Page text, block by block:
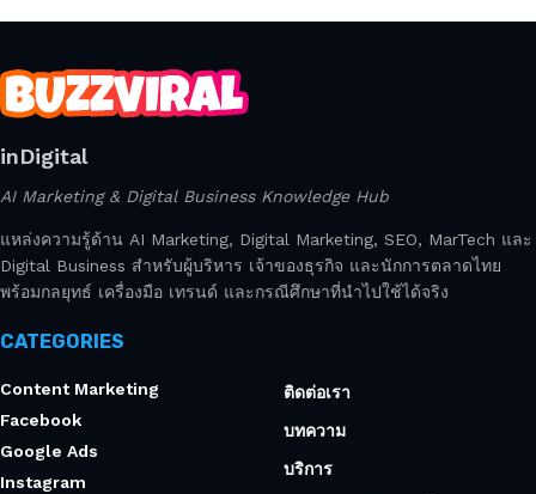
inDigital
AI Marketing & Digital Business Knowledge Hub
แหล่งความรู้ด้าน AI Marketing, Digital Marketing, SEO, MarTech และ
Digital Business สำหรับผู้บริหาร เจ้าของธุรกิจ และนักการตลาดไทย
พร้อมกลยุทธ์ เครื่องมือ เทรนด์ และกรณีศึกษาที่นำไปใช้ได้จริง
CATEGORIES
Content Marketing
Facebook
Google Ads
Instagram
ติดต่อเรา
บทความ
บริการ